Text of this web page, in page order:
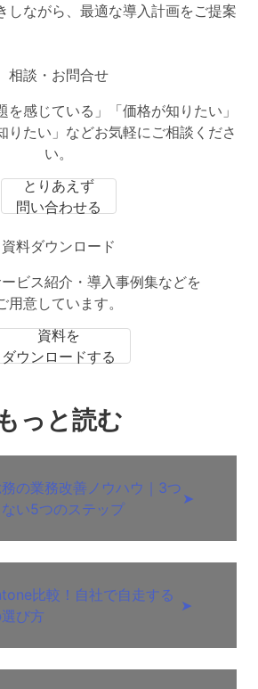
しながら、最適な導入計画をご提案
相談・お問合せ
を感じている」「価格が知りたい」
りたい」などお気軽にご相談くださ
い。
とりあえず
問い合わせる
資料ダウンロード
ビス紹介・導入事例集などを
用意しています。
資料を
ダウンロードする
もっと読む
務の業務改善ノウハウ｜3つ
い5つのステップ
➤
比較！自社で自走する
び方
➤